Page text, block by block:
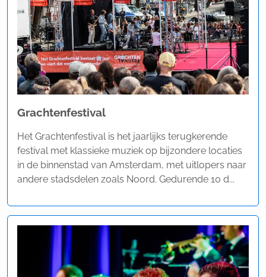
Grachtenfestival
Het Grachtenfestival is het jaarlijks terugkerende
festival met klassieke muziek op bijzondere locaties
in de binnenstad van Amsterdam, met uitlopers naar
andere stadsdelen zoals Noord. Gedurende 10 d...